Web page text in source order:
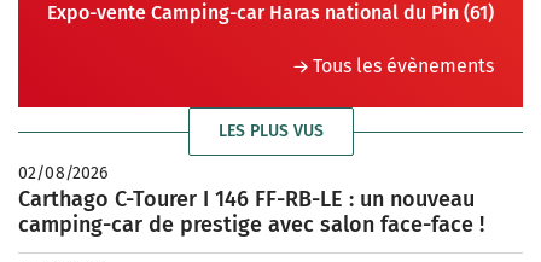
Expo-vente Camping-car Haras national du Pin (61)
Tous les évènements
LES PLUS VUS
02/08/2026
Carthago C-Tourer I 146 FF-RB-LE : un nouveau
camping-car de prestige avec salon face-face !